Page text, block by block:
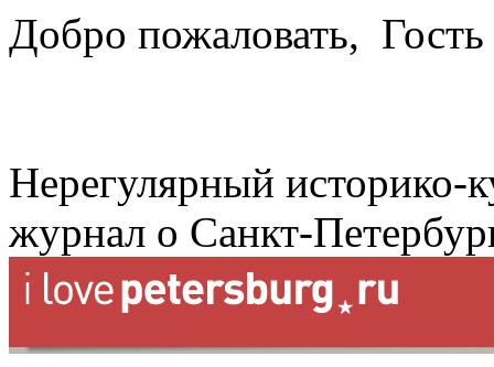
Добро пожаловать, Гость
Нерегулярный историко-
журнал о Санкт-